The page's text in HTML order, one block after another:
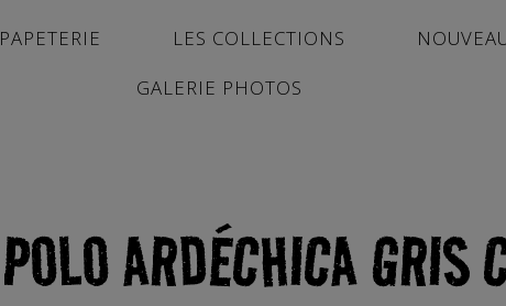
PAPETERIE LES COLLECTIONS
GALERIE PHOTOS
POLO ARDÉCHICA GRIS